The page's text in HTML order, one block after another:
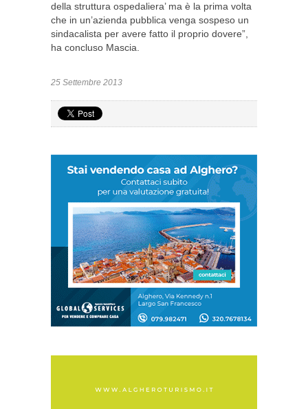
della struttura ospedaliera’ ma è la prima volta
che in un’azienda pubblica venga sospeso un
sindacalista per avere fatto il proprio dovere”,
ha concluso Mascia.
25 Settembre 2013